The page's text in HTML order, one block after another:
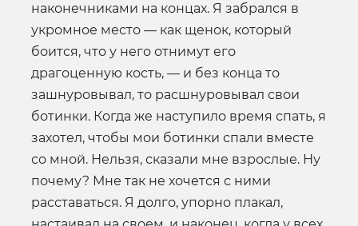
наконечниками на концах. Я забрался в
укромное место — как щенок, который
боится, что у него отнимут его
драгоценную кость, — и без конца то
зашнуровывал, то расшнуровывал свои
ботинки. Когда же наступило время спать, я
захотел, чтобы мои ботинки спали вместе
со мной. Нельзя, сказали мне взрослые. Ну
почему? Мне так не хочется с ними
расставаться. Я долго, упорно плакал,